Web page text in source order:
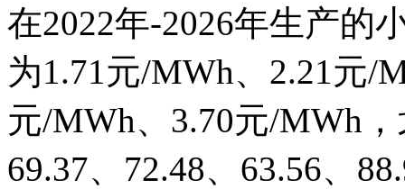
在2022年-2026年生产的
为1.71元/MWh、2.21元/
元/MWh、3.70元/MWh
69.37、72.48、63.56、